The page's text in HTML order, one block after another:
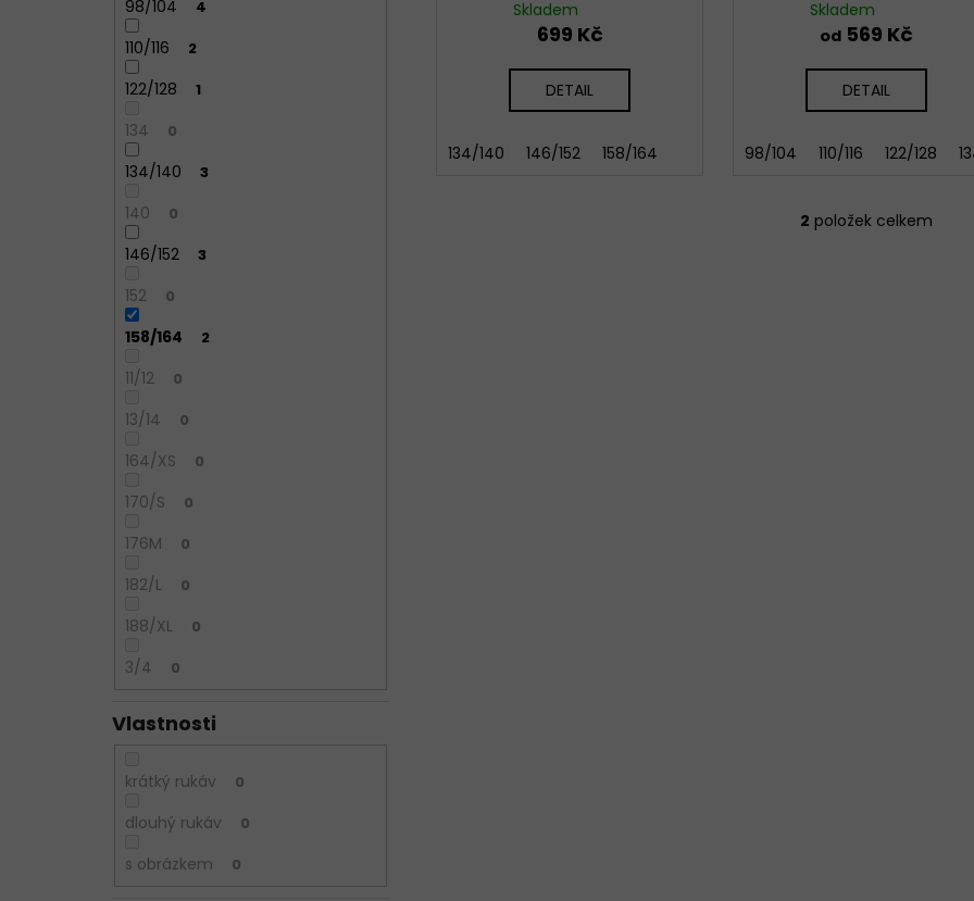
98/104 4
110/116 2
122/128 1
134 0
134/140 3
140 0
146/152 3
152 0
158/164 2
11/12 0
13/14 0
164/XS 0
170/S 0
176M 0
182/L 0
188/XL 0
3/4 0
Vlastnosti
krátký rukáv 0
dlouhý rukáv 0
s obrázkem 0
Skladem
699 Kč
DETAIL
134/140 146/152 158/164
Skladem
od569 Kč
DETAIL
98/104 110/116 122/128
O
2 položek celkem